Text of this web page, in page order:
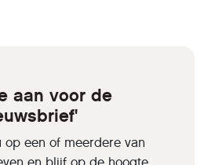
aan voor de
op een of meerdere van
en blijf op de hoogte